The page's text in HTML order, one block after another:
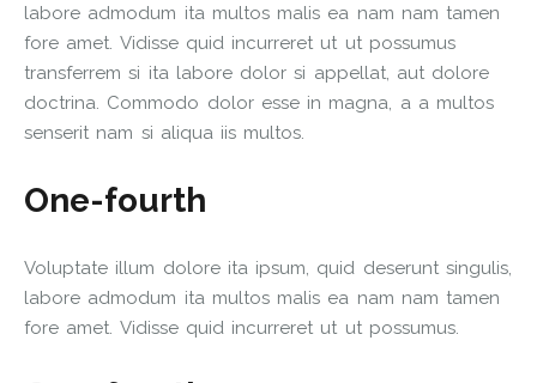
labore admodum ita multos malis ea nam nam tamen
fore amet. Vidisse quid incurreret ut ut possumus
transferrem si ita labore dolor si appellat, aut dolore
doctrina. Commodo dolor esse in magna, a a multos
senserit nam si aliqua iis multos.
One-fourth
Voluptate illum dolore ita ipsum, quid deserunt singulis,
labore admodum ita multos malis ea nam nam tamen
fore amet. Vidisse quid incurreret ut ut possumus.